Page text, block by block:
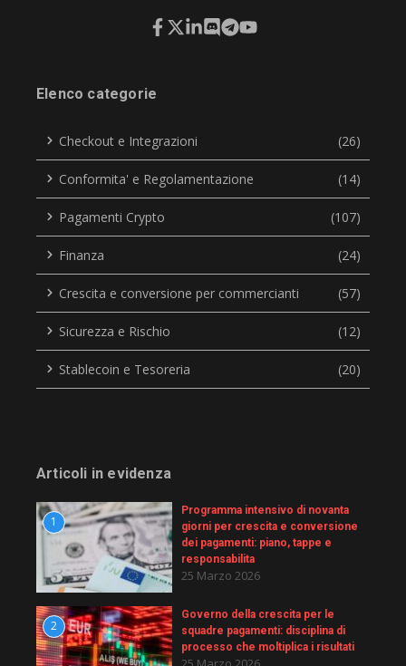
Elenco categorie
Checkout e Integrazioni (26)
Conformita' e Regolamentazione (14)
Pagamenti Crypto (107)
Finanza (24)
Crescita e conversione per commercianti (57)
Sicurezza e Rischio (12)
Stablecoin e Tesoreria (20)
Articoli in evidenza
1
Programma intensivo di novanta
giorni per crescita e conversione
dei pagamenti: piano, tappe e
responsabilita
25 Marzo 2026
2
Governo della crescita per le
squadre pagamenti: disciplina di
processo che moltiplica i risultati